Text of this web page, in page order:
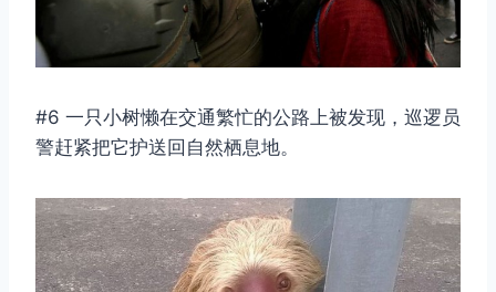
#6 一只小树懒在交通繁忙的公路上被发现，巡逻员
警赶紧把它护送回自然栖息地。